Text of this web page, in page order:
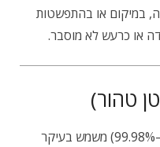
במיקום או בהתפשטות
או כרעש לא מוסבר.
טונגסטן טהור (בדרך כלל 99.95%–99.98%) משמש בעיקר